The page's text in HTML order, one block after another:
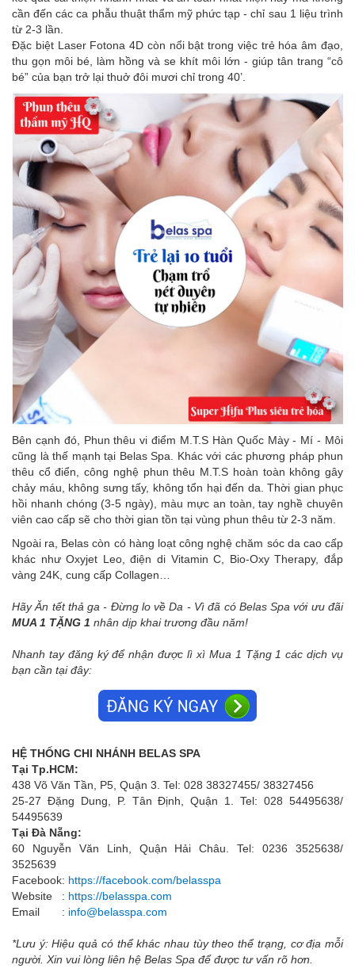
cần đến các ca phẫu thuật thẩm mỹ phức tạp - chỉ sau 1 liệu trình
từ 2-3 lần.
Đặc biệt Laser Fotona 4D còn nổi bật trong việc trẻ hóa âm đạo,
thu gọn môi bé, làm hồng và se khít môi lớn - giúp tân trang “cô
bé” của bạn trở lại thuở đôi mươi chỉ trong 40’.
Bên cạnh đó, Phun thêu vi điểm M.T.S Hàn Quốc Mày - Mí - Môi
cũng là thế mạnh tại Belas Spa. Khác với các phương pháp phun
thêu cổ điển, công nghệ phun thêu M.T.S hoàn toàn không gây
chảy máu, không sưng tấy, không tổn hại đến da. Thời gian phục
hồi nhanh chóng (3-5 ngày), màu mực an toàn, tay nghề chuyên
viên cao cấp sẽ cho thời gian tồn tại vùng phun thêu từ 2-3 năm.
Ngoài ra, Belas còn có hàng loạt công nghệ chăm sóc da cao cấp
khác như Oxyjet Leo, điện di Vitamin C, Bio-Oxy Therapy, đắp
vàng 24K, cung cấp Collagen…
Hãy Ăn tết thả ga - Đừng lo về Da - Vì đã có Belas Spa với ưu đãi
MUA 1 TẶNG 1 nhân dịp khai trương đầu năm!
Nhanh tay đăng ký để nhận được lì xì Mua 1 Tặng 1 các dịch vụ
bạn cần tại đây:
HỆ THỐNG CHI NHÁNH BELAS SPA
Tại Tp.HCM:
438 Võ Văn Tần, P5, Quận 3. Tel: 028 38327455/ 38327456
25-27 Đặng Dung, P. Tân Định, Quận 1. Tel: 028 54495638/
54495639
Tại Đà Nẵng:
60 Nguyễn Văn Linh, Quận Hải Châu. Tel: 0236 3525638/
3525639
Facebook: https://facebook.com/belasspa
Website : https://belasspa.com
Email : info@belasspa.com
*Lưu ý: Hiệu quả có thể khác nhau tùy theo thể trạng, cơ địa mỗi
người. Xin vui lòng liên hệ Belas Spa để được tư vấn rõ hơn.